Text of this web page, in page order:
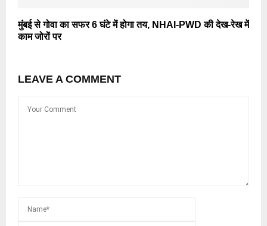
मुंबई से गोवा का सफर 6 घंटे में होगा तय, NHAI-PWD की देख-रेख में
काम जोरों पर
LEAVE A COMMENT